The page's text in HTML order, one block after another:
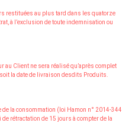
restituées au plus tard dans les quatorze
à l’exclusion de toute indemnisation ou
au Client ne sera réalisé qu’après complet
la date de livraison desdits Produits.
de la consommation (loi Hamon n° 2014-344
rétractation de 15 jours à compter de la